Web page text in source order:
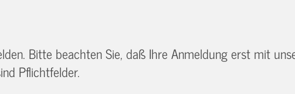
Bitte beachten Sie, daß Ihre Anmeldung erst mit
Pflichtfelder.